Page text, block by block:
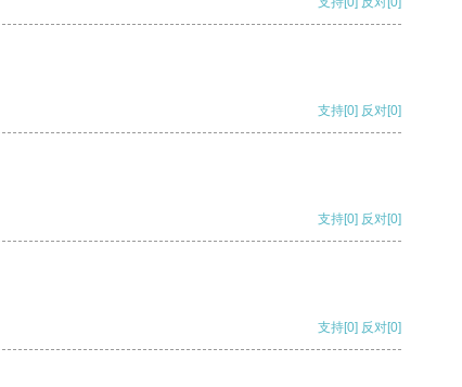
支持[0] 反对[0]
支持[0] 反对[0]
支持[0] 反对[0]